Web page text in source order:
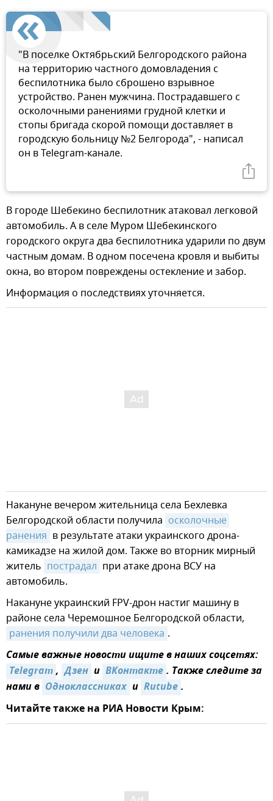
"В поселке Октябрьский Белгородского района
на территорию частного домовладения с
беспилотника было сброшено взрывное
устройство. Ранен мужчина. Пострадавшего с
осколочными ранениями грудной клетки и
стопы бригада скорой помощи доставляет в
городскую больницу №2 Белгорода", - написал
он в Telegram-канале.
В городе Шебекино беспилотник атаковал легковой
автомобиль. А в селе Муром Шебекинского
городского округа два беспилотника ударили по двум
частным домам. В одном посечена кровля и выбиты
окна, во втором повреждены остекление и забор.
Информация о последствиях уточняется.
Накануне вечером жительница села Бехлевка
Белгородской области получила осколочные
ранения в результате атаки украинского дрона-
камикадзе на жилой дом. Также во вторник мирный
житель пострадал при атаке дрона ВСУ на
автомобиль.
Накануне украинский FPV-дрон настиг машину в
районе села Черемошное Белгородской области,
ранения получили два человека .
Самые важные новости ищите в наших соцсетях:
Telegram, Дзен и ВКонтакте. Также следите за
нами в Одноклассниках и Rutube.
Читайте также на РИА Новости Крым: